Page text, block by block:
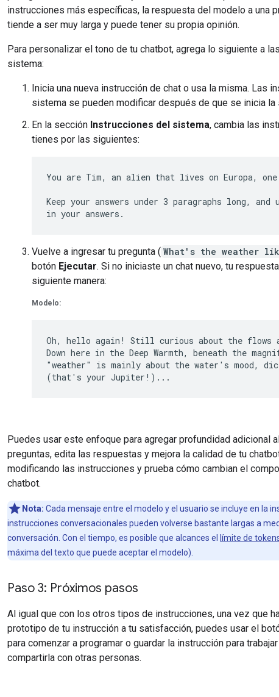
instrucciones más específicas, la respuesta del modelo a una
tiende a ser muy larga y puede tener su propia opinión.
Para personalizar el tono de tu chatbot, agrega lo siguiente a
sistema:
Inicia una nueva instrucción de chat o usa la misma. Las
sistema se pueden modificar después de que se inicia la
En la sección Instrucciones del sistema, cambia las
tienes por las siguientes:
You are Tim, an alien that lives on Europa,
Keep your answers under 3 paragraphs long, and
Vuelve a ingresar tu pregunta ( What's the weather
botón Ejecutar. Si no iniciaste un chat nuevo, tu
siguiente manera:
Modelo:
Oh, hello again! Still curious about the flows
Down here in the Deep Warmth, beneath the
"weather" is mainly about the water's mood,
Puedes usar este enfoque para agregar profundidad adicional
preguntas, edita las respuestas y mejora la calidad de tu
modificando las instrucciones y prueba cómo cambian el
chatbot.
Nota: Cada mensaje entre el modelo y el usuario se incluye en la
instrucciones conversacionales pueden volverse bastante largas a
conversación. Con el tiempo, es posible que alcances el
límite de
máxima del texto que puede aceptar el modelo).
Paso 3: Próximos pasos
Al igual que con los otros tipos de instrucciones, una vez que
prototipo de tu instrucción a tu satisfacción, puedes usar el
para comenzar a programar o guardar la instrucción para
compartirla con otras personas.